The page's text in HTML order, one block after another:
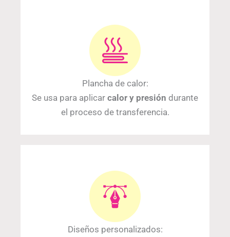
Plancha de calor:
Se usa para aplicar calor y presión durante
el proceso de transferencia.
Diseños personalizados: